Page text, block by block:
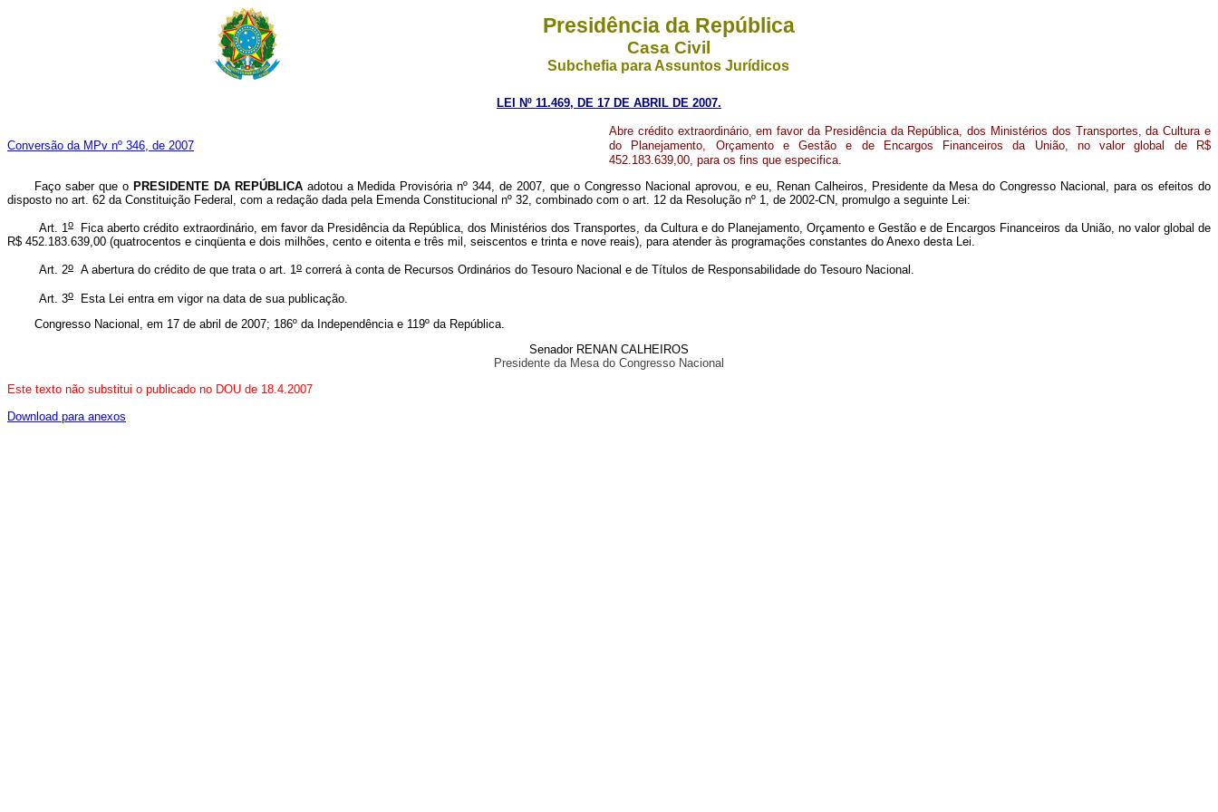
Presidência da República
Casa Civil
Subchefia para Assuntos Jurídicos
LEI Nº 11.469, DE 17 DE ABRIL DE 2007.
Conversão da MPv nº 346, de 2007
Abre crédito extraordinário, em favor da Presidência da República, dos Ministérios dos Transportes, da Cultura e
do Planejamento, Orçamento e Gestão e de Encargos Financeiros da União, no valor global de R$
452.183.639,00, para os fins que especifica.
Faço saber que o PRESIDENTE DA REPÚBLICAadotou a Medida Provisória nº 344, de 2007, que o Congresso Nacional aprovou, e eu, Renan Calheiros, Presidente da Mesa do Congresso Nacional, para os efeitos do
disposto no art. 62 da Constituição Federal, com a redação dada pela Emenda Constitucional nº 32, combinado com o art. 12 da Resolução nº 1, de 2002-CN, promulgo a seguinte Lei:
Art. 1o
Fica aberto crédito extraordinário, em favor da Presidência da República, dos Ministérios dos Transportes, da Cultura e do Planejamento, Orçamento e Gestão e de Encargos Financeiros da União, no valor global de
R$ 452.183.639,00 (quatrocentos e cinqüenta e dois milhões, cento e oitenta e três mil, seiscentos e trinta e nove reais), para atender às programações constantes do Anexo desta Lei.
Art. 2o A abertura do crédito de que trata o art. 1o correrá à conta de Recursos Ordinários do Tesouro Nacional e de Títulos de Responsabilidade do Tesouro Nacional.
Art. 3o
Esta Lei entra em vigor na data de sua publicação.
Congresso Nacional, em 17 de abril de 2007; 186º da Independência e 119º da República.
Senador RENAN CALHEIROS
Presidente da Mesa do Congresso Nacional
Este texto não substitui o publicado no DOU de 18.4.2007
Download para anexos